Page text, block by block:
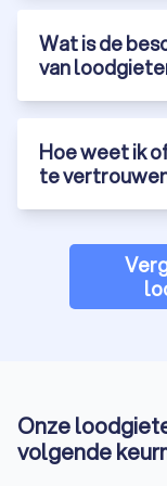
van water
Wat kost
Een loodgieter in
€ 80,- per uur.
installaties en
Reken erop dat
spoedklus of voor
Hoe vind je
Wat is de
van
Hoe weet ik
te
Onze
volgende